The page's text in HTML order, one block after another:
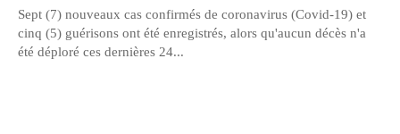
Sept (7) nouveaux cas confirmés de coronavirus (Covid-19) et
cinq (5) guérisons ont été enregistrés, alors qu'aucun décès n'a
été déploré ces dernières 24...